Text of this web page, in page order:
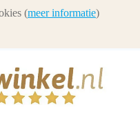
(meer informatie)